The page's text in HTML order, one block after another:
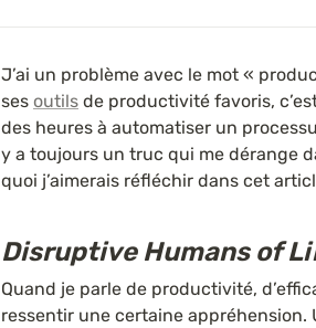
J’ai un problème avec le mot «
ses outils de productivité favoris,
des heures à automatiser un
y a toujours un truc qui me dérange
quoi j’aimerais réfléchir dans cet
Disruptive Humans of
Quand je parle de productivité,
ressentir une certaine appréhension.